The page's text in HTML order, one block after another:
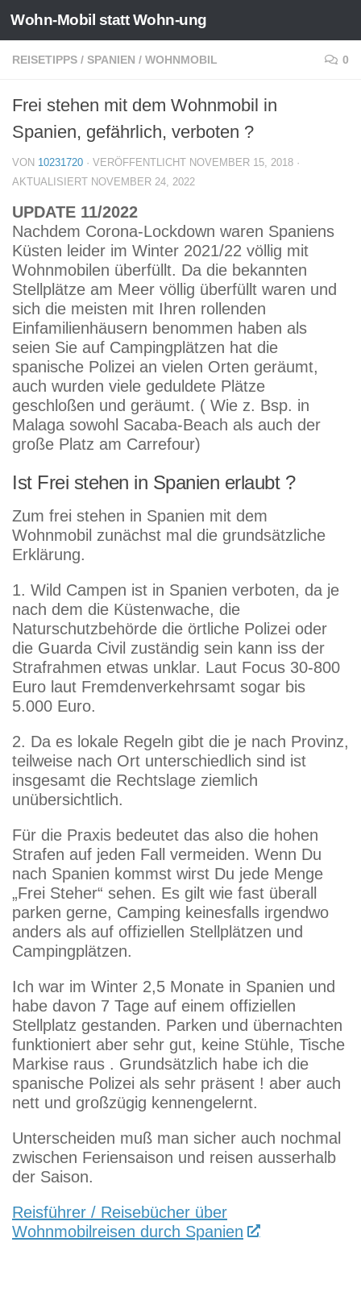
Zum Inhalt springen
Wohn-Mobil statt Wohn-ung
REISETIPPS / SPANIEN / WOHNMOBIL 0
Frei stehen mit dem Wohnmobil in
Spanien, gefährlich, verboten ?
VON 10231720 · VERÖFFENTLICHT NOVEMBER 15, 2018 ·
AKTUALISIERT NOVEMBER 24, 2022
UPDATE 11/2022
Nachdem Corona-Lockdown waren Spaniens
Küsten leider im Winter 2021/22 völlig mit
Wohnmobilen überfüllt. Da die bekannten
Stellplätze am Meer völlig überfüllt waren und
sich die meisten mit Ihren rollenden
Einfamilienhäusern benommen haben als
seien Sie auf Campingplätzen hat die
spanische Polizei an vielen Orten geräumt,
auch wurden viele geduldete Plätze
geschloßen und geräumt. ( Wie z. Bsp. in
Malaga sowohl Sacaba-Beach als auch der
große Platz am Carrefour)
Ist Frei stehen in Spanien erlaubt ?
Zum frei stehen in Spanien mit dem
Wohnmobil zunächst mal die grundsätzliche
Erklärung.
1. Wild Campen ist in Spanien verboten, da je
nach dem die Küstenwache, die
Naturschutzbehörde die örtliche Polizei oder
die Guarda Civil zuständig sein kann iss der
Strafrahmen etwas unklar. Laut Focus 30-800
Euro laut Fremdenverkehrsamt sogar bis
5.000 Euro.
2. Da es lokale Regeln gibt die je nach Provinz,
teilweise nach Ort unterschiedlich sind ist
insgesamt die Rechtslage ziemlich
unübersichtlich.
Für die Praxis bedeutet das also die hohen
Strafen auf jeden Fall vermeiden. Wenn Du
nach Spanien kommst wirst Du jede Menge
„Frei Steher“ sehen. Es gilt wie fast überall
parken gerne, Camping keinesfalls irgendwo
anders als auf offiziellen Stellplätzen und
Campingplätzen.
Ich war im Winter 2,5 Monate in Spanien und
habe davon 7 Tage auf einem offiziellen
Stellplatz gestanden. Parken und übernachten
funktioniert aber sehr gut, keine Stühle, Tische
Markise raus . Grundsätzlich habe ich die
spanische Polizei als sehr präsent ! aber auch
nett und großzügig kennengelernt.
Unterscheiden muß man sicher auch nochmal
zwischen Feriensaison und reisen ausserhalb
der Saison.
Reisführer / Reisebücher über
Wohnmobilreisen durch Spanien